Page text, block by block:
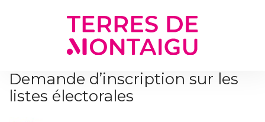
Demande d’inscription sur les
listes électorales